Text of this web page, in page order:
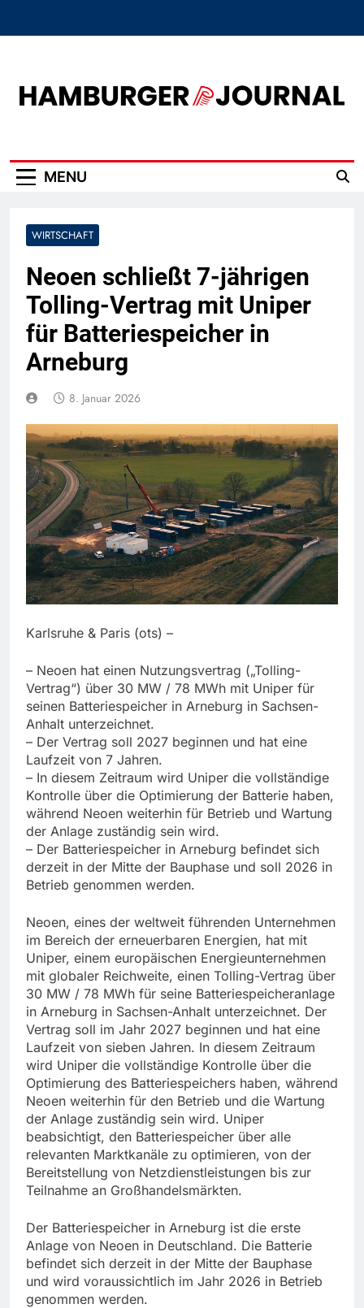
MENU
WIRTSCHAFT
Neoen schließt 7-jährigen
Tolling-Vertrag mit Uniper
für Batteriespeicher in
Arneburg
8. Januar 2026
Karlsruhe & Paris (ots) –
– Neoen hat einen Nutzungsvertrag („Tolling-
Vertrag“) über 30 MW / 78 MWh mit Uniper für
seinen Batteriespeicher in Arneburg in Sachsen-
Anhalt unterzeichnet.
– Der Vertrag soll 2027 beginnen und hat eine
Laufzeit von 7 Jahren.
– In diesem Zeitraum wird Uniper die vollständige
Kontrolle über die Optimierung der Batterie haben,
während Neoen weiterhin für Betrieb und Wartung
der Anlage zuständig sein wird.
– Der Batteriespeicher in Arneburg befindet sich
derzeit in der Mitte der Bauphase und soll 2026 in
Betrieb genommen werden.
Neoen, eines der weltweit führenden Unternehmen
im Bereich der erneuerbaren Energien, hat mit
Uniper, einem europäischen Energieunternehmen
mit globaler Reichweite, einen Tolling-Vertrag über
30 MW / 78 MWh für seine Batteriespeicheranlage
in Arneburg in Sachsen-Anhalt unterzeichnet. Der
Vertrag soll im Jahr 2027 beginnen und hat eine
Laufzeit von sieben Jahren. In diesem Zeitraum
wird Uniper die vollständige Kontrolle über die
Optimierung des Batteriespeichers haben, während
Neoen weiterhin für den Betrieb und die Wartung
der Anlage zuständig sein wird. Uniper
beabsichtigt, den Batteriespeicher über alle
relevanten Marktkanäle zu optimieren, von der
Bereitstellung von Netzdienstleistungen bis zur
Teilnahme an Großhandelsmärkten.
Der Batteriespeicher in Arneburg ist die erste
Anlage von Neoen in Deutschland. Die Batterie
befindet sich derzeit in der Mitte der Bauphase
und wird voraussichtlich im Jahr 2026 in Betrieb
genommen werden.